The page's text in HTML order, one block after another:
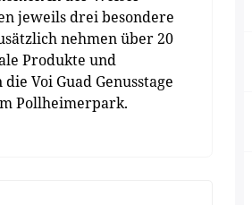
jeweils drei besondere
nehmen über 20
Produkte und
Voi Guad Genusstage
Pollheimerpark.